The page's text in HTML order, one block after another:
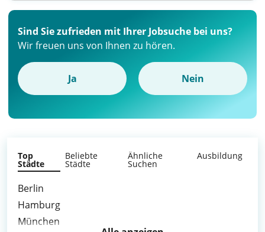
Sind Sie zufrieden mit Ihrer Jobsuche bei uns?
Wir freuen uns von Ihnen zu hören.
Ja Nein
Top
Städte
Beliebte
Städte
Ähnliche
Suchen
Ausbildung
Berlin
Hamburg
München